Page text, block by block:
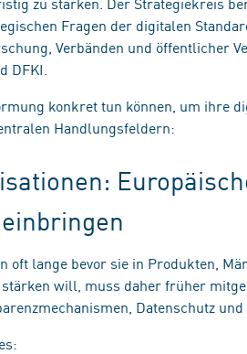
Fragen der digitalen
Verbänden und öffentlicher
DFKI.
konkret tun können, um ihre
Handlungsfeldern:
oft lange bevor sie in Produkten,
will, muss daher früher
Datenschutz